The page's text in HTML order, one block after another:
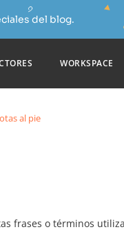
del blog.
WORKSPACE
al pie
frases o términos